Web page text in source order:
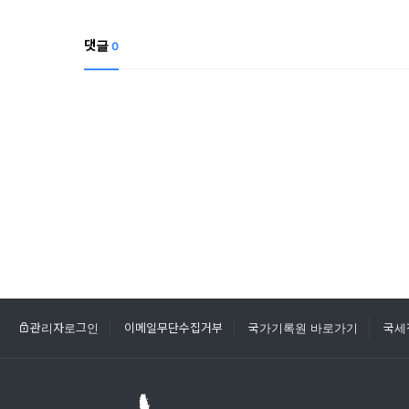
댓글 0
관리자로그인 이메일무단수집거부 국가기록원 바로가기 국세